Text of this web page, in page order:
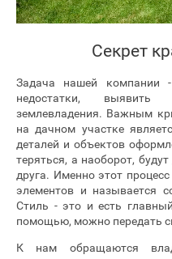
Секрет
Задача нашей компании -
недостатки,
землевладения. Важным
на дачном участке
деталей и объектов
теряться, а наоборот,
друга. Именно этот
элементов и называется
Стиль - это и есть
помощью, можно передать
К нам обращаются